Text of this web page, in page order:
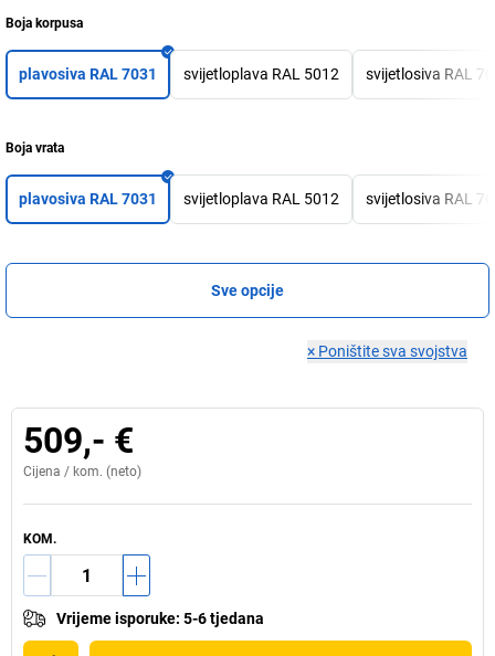
Boja korpusa
plavosiva RAL 7031 svijetloplava RAL 5012 svijetlosiva RAL
Boja vrata
plavosiva RAL 7031 svijetloplava RAL 5012 svijetlosiva RAL
Sve opcije
× Poništite sva svojstva
509,- €
Cijena / kom. (neto)
KOM.
Vrijeme isporuke: 5-6 tjedana